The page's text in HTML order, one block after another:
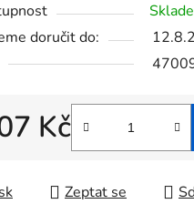
doručit do:
Kč
Zeptat se